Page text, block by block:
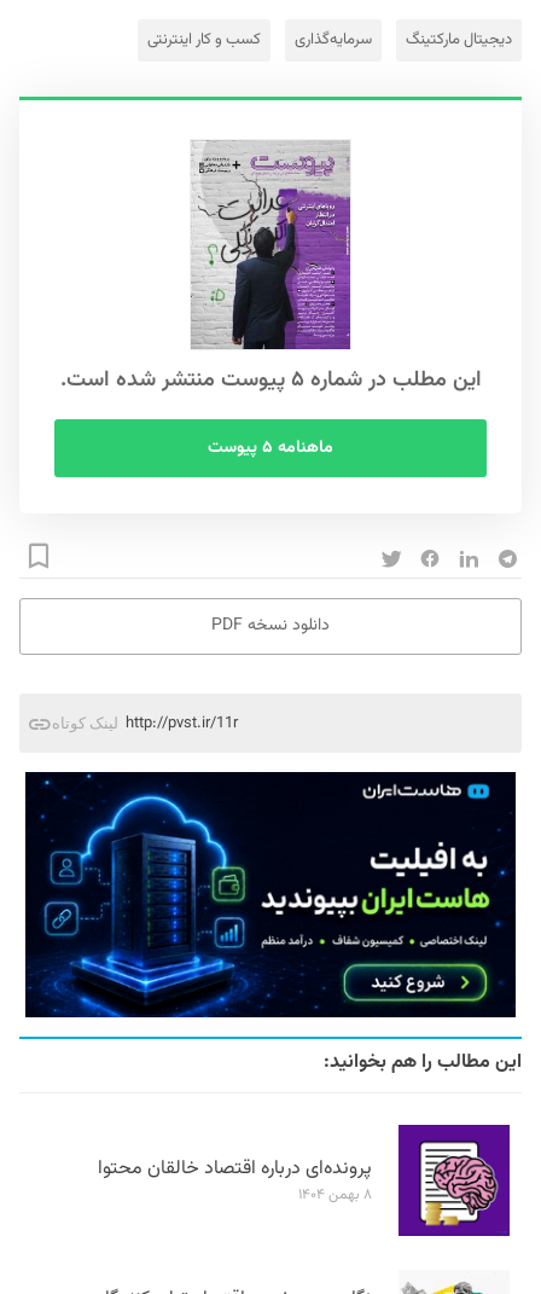
دیجیتال مارکتینگ سرمایه‌گذاری کسب و کار اینترنتی
این مطلب در شماره ۵ پیوست منتشر شده است.
ماهنامه ۵ پیوست
دانلود نسخه PDF
لینک کوتاه http://pvst.ir/11r
این مطالب را هم بخوانید:
پرونده‌ای درباره اقتصاد خالقان محتوا
۸ بهمن ۱۴۰۴